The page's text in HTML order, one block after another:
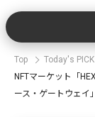
Top
Today's
NFTマーケット「
ース・ゲートウェイ